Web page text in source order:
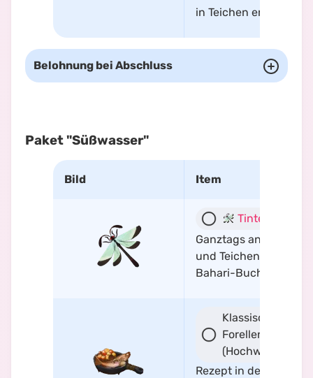
in Teichen erhältlich
Belohnung bei Abschluss
Paket "Süßwasser"
Bild Item
Tintenlibelle
Ganztags an Flüssen
und Teichen in der
Bahari-Bucht
Klassisches
Forellengericht
(Hochwertig)
Rezept in der Höhle